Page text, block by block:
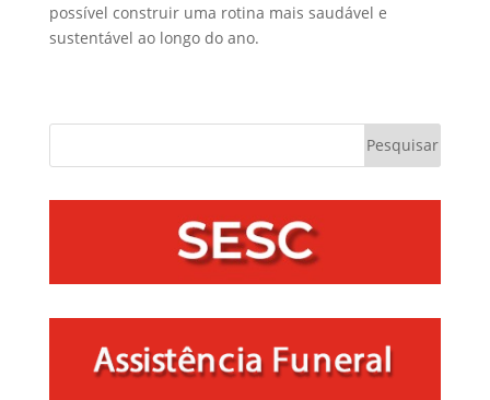
possível construir uma rotina mais saudável e
sustentável ao longo do ano.